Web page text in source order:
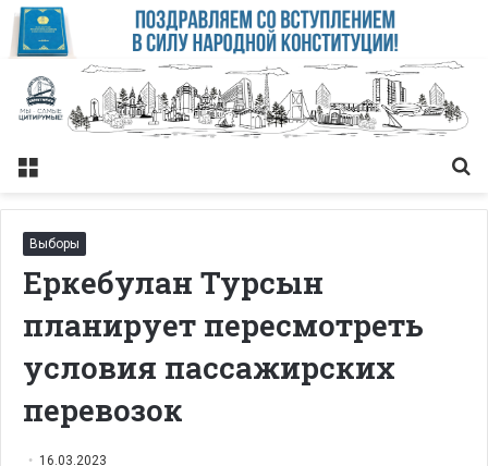
Меню
Выборы
Еркебулан Турсын
планирует пересмотреть
условия пассажирских
перевозок
16.03.2023